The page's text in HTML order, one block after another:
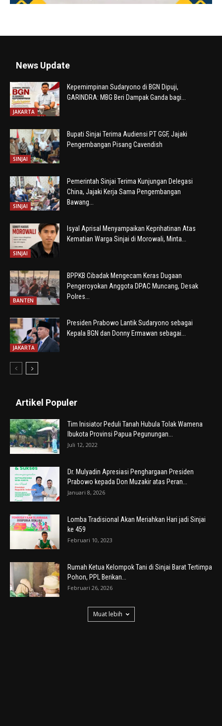
News Update
JAKARTA
Kepemimpinan Sudaryono di BGN Dipuji,
GARINDRA: MBG Beri Dampak Ganda bagi...
SINJAI
Bupati Sinjai Terima Audiensi PT GGF, Jajaki
Pengembangan Pisang Cavendish
SINJAI
Pemerintah Sinjai Terima Kunjungan Delegasi
China, Jajaki Kerja Sama Pengembangan
Bawang...
SINJAI
Isyal Aprisal Menyampaikan Keprihatinan Atas
Kematian Warga Sinjai di Morowali, Minta...
BANTEN
BPPKB Cibadak Mengecam Keras Dugaan
Pengeroyokan Anggota DPAC Muncang, Desak
Polres...
JAKARTA
Presiden Prabowo Lantik Sudaryono sebagai
Kepala BGN dan Donny Ermawan sebagai...
Artikel Populer
Tim Inisiator Peduli Tanah Hubula Tolak Wamena
Ibukota Provinsi Papua Pegunungan...
Juli 12, 2022
Dr. Mulyadin Apresiasi Penghargaan Presiden
Prabowo kepada Don Muzakir atas Peran...
Januari 8, 2026
Lomba Tradisional Akan Meriahkan Hari jadi Sinjai
ke 459
Februari 10, 2023
Rumah Ketua Kelompok Tani di Sinjai Barat Tertimpa
Pohon, PPL Berikan...
Februari 26, 2026
Muat lebih